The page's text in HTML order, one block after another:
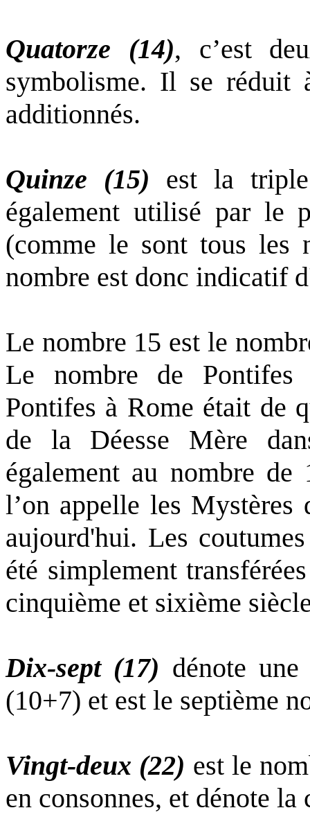
Quatorze (14), c’est
symbolisme. Il se réduit
additionnés.
Quinze (15) est la
également utilisé par le
(comme le sont tous les
nombre est donc indicatif
Le nombre 15 est le
Le nombre de
Pontifes à Rome était de
de la Déesse Mère
également au nombre
l’on appelle les Mystères
aujourd'hui. Les
été simplement
cinquième et sixième
Dix-sept (17) dénote
(10+7) et est le septième
Vingt-deux (22) est le
en consonnes, et dénote la